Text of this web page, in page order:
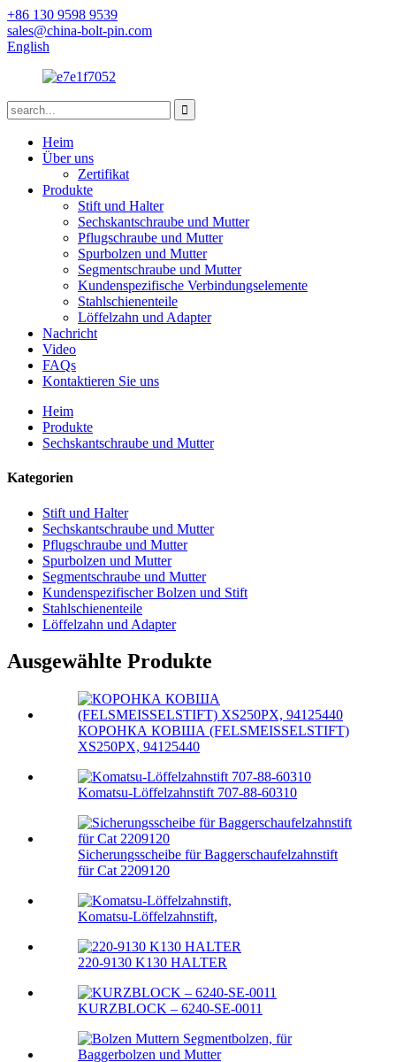
+86 130 9598 9539
sales@china-bolt-pin.com
English
Heim
Über uns
Zertifikat
Produkte
Stift und Halter
Sechskantschraube und Mutter
Pflugschraube und Mutter
Spurbolzen und Mutter
Segmentschraube und Mutter
Kundenspezifische Verbindungselemente
Stahlschienenteile
Löffelzahn und Adapter
Nachricht
Video
FAQs
Kontaktieren Sie uns
Heim
Produkte
Sechskantschraube und Mutter
Kategorien
Stift und Halter
Sechskantschraube und Mutter
Pflugschraube und Mutter
Spurbolzen und Mutter
Segmentschraube und Mutter
Kundenspezifischer Bolzen und Stift
Stahlschienenteile
Löffelzahn und Adapter
Ausgewählte Produkte
КОРОНКА КОВША (FELSMEISSELSTIFT)
XS250PX, 94125440
Komatsu-Löffelzahnstift 707-88-60310
Sicherungsscheibe für Baggerschaufelzahnstift
für Cat 2209120
Komatsu-Löffelzahnstift,
220-9130 K130 HALTER
KURZBLOCK – 6240-SE-0011